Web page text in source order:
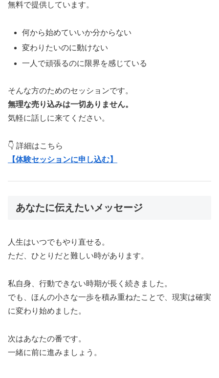
無料で提供しています。
何から始めていいか分からない
変わりたいのに動けない
一人で頑張るのに限界を感じている
そんな方のためのセッションです。
無理な売り込みは一切ありません。
気軽に話しに来てください。
👇 詳細はこちら
【体験セッションに申し込む】
あなたに伝えたいメッセージ
人生はいつでもやり直せる。
ただ、ひとりだと難しい時があります。
私自身、行動できない時期が長く続きました。
でも、ほんの小さな一歩を積み重ねたことで、現実は確実
に変わり始めました。
次はあなたの番です。
一緒に前に進みましょう。